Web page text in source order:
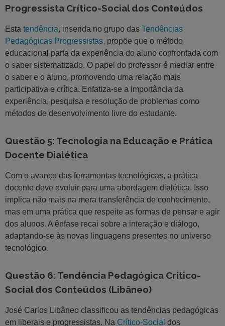
Progressista Crítico-Social dos Conteúdos
Esta tendência, inserida no grupo das Tendências
Pedagógicas Progressistas, propõe que o método
educacional parta da experiência do aluno confrontada com
o saber sistematizado. O papel do professor é mediar entre
o saber e o aluno, promovendo uma relação mais
participativa e crítica. Enfatiza-se a importância da
experiência, pesquisa e resolução de problemas como
métodos de desenvolvimento livre do estudante.
Questão 5: Tecnologia na Educação e Prática
Docente Dialética
Com o avanço das ferramentas tecnológicas, a prática
docente deve evoluir para uma abordagem dialética. Isso
implica não mais na mera transferência de conhecimento,
mas em uma prática que respeite as formas de pensar e agir
dos alunos. A ênfase recai sobre a interação e diálogo,
adaptando-se às novas linguagens presentes no universo
tecnológico.
Questão 6: Tendência Pedagógica Crítico-
Social dos Conteúdos (Libâneo)
José Carlos Libâneo classificou as tendências pedagógicas
em liberais e progressistas. Na Crítico-Social dos